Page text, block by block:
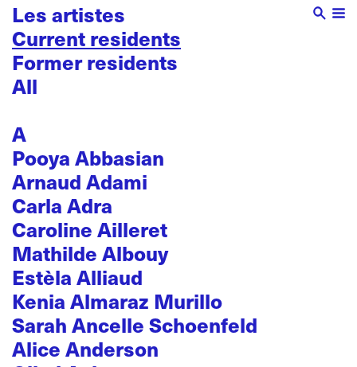
Les artistes
Current residents
Former residents
All
A
Pooya Abbasian
Arnaud Adami
Carla Adra
Caroline Ailleret
Mathilde Albouy
Estèla Alliaud
Kenia Almaraz Murillo
Sarah Ancelle Schoenfeld
Alice Anderson